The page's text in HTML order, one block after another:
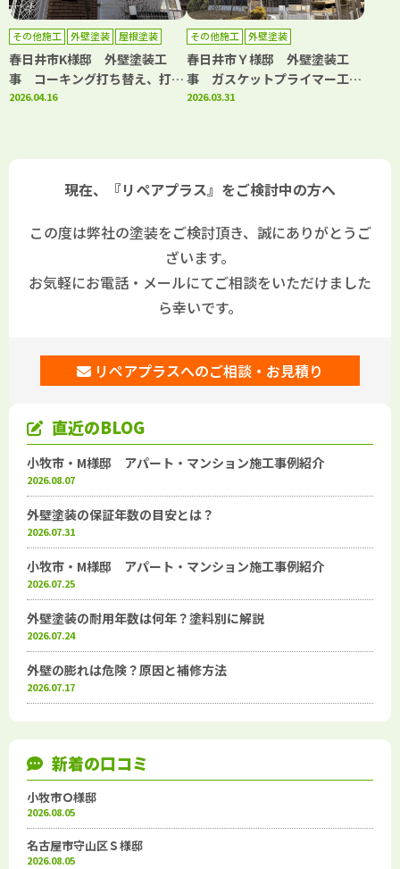
その他施工 外壁塗装
屋根塗装
防水工事
春日井市K様邸 外壁塗装工
事 コーキング打ち替え、打ち
増し工事 屋根塗装工事 防水
2026.04.16
その他施工 外壁塗装
春日井市Ｙ様邸 外壁塗装工
事 ガスケットプライマー工
事 コーキング打ち替え・打ち
外機･室内機撤去処分工事
2026.03.31
現在、『リペアプラス』をご検討中の方へ
この度は弊社の塗装をご検討頂き、誠にありがとうご
ざいます。
お気軽にお電話・メールにてご相談をいただけました
ら幸いです。
リペアプラスへのご相談・お見積り
直近のBLOG
小牧市・M様邸 アパート・マンション施工事例紹介
2026.08.07
外壁塗装の保証年数の目安とは？
2026.07.31
小牧市・M様邸 アパート・マンション施工事例紹介
2026.07.25
外壁塗装の耐用年数は何年？塗料別に解説
2026.07.24
外壁の膨れは危険？原因と補修方法
2026.07.17
新着の口コミ
小牧市Ｏ様邸
2026.08.05
名古屋市守山区Ｓ様邸
2026.08.05